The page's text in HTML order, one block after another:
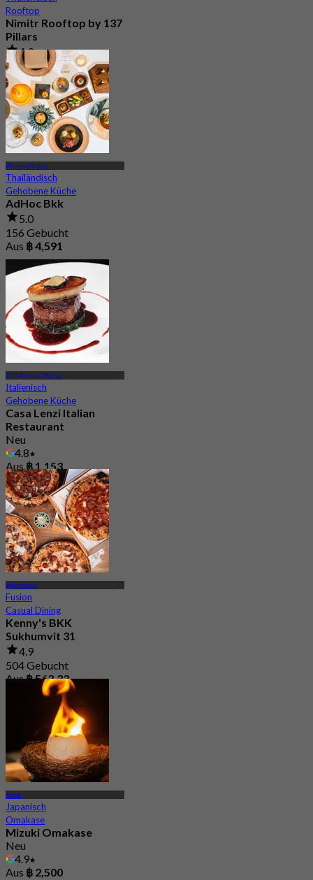
Rooftop
Nimitr Rooftop by 137
Pillars
4.9
4.5K Gebucht
Aus฿ 747.5
Phrom Phong
Thailändisch
Gehobene Küche
AdHoc Bkk
5.0
156 Gebucht
Aus ฿ 4,591
BTS Phrom Phong
Italienisch
Gehobene Küche
Casa Lenzi Italian
Restaurant
Neu
4.8
Aus฿ 1,153
Watthana
Fusion
Casual Dining
Kenny's BKK
Sukhumvit 31
4.9
504 Gebucht
Aus฿ 563.33
Asok
Japanisch
Omakase
Mizuki Omakase
Neu
4.9
Aus ฿ 2,500